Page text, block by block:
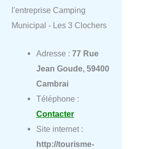
l'entreprise Camping
Municipal - Les 3 Clochers
Adresse : 77 Rue
Jean Goude, 59400
Cambrai
Téléphone :
Contacter
Site internet :
http://tourisme-